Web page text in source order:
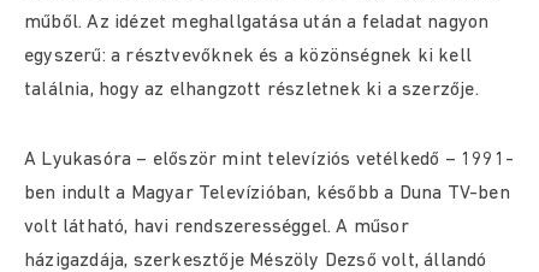
műből. Az idézet meghallgatása után a feladat nagyon
egyszerű: a résztvevőknek és a közönségnek ki kell
találnia, hogy az elhangzott részletnek ki a szerzője.
A Lyukasóra – először mint televíziós vetélkedő – 1991-
ben indult a Magyar Televízióban, később a Duna TV-ben
volt látható, havi rendszerességgel. A műsor
házigazdája, szerkesztője Mészöly Dezső volt, állandó